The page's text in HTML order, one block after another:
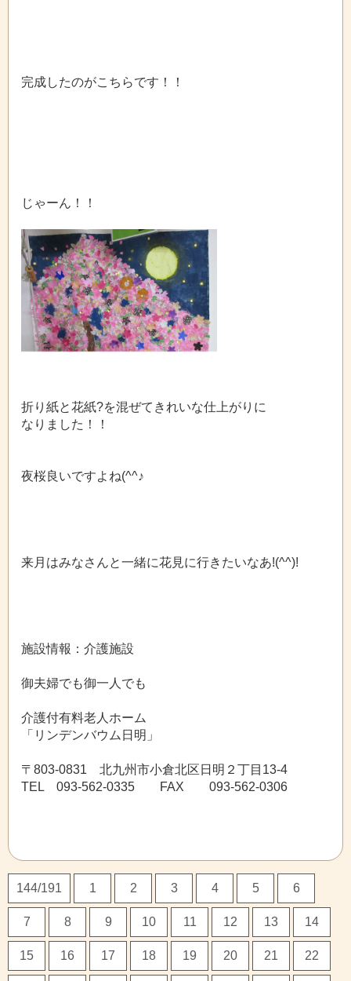
完成したのがこちらです！！
じゃーん！！
折り紙と花紙?を混ぜてきれいな仕上がりに
なりました！！
夜桜良いですよね(^^♪
来月はみなさんと一緒に花見に行きたいなあ!(^^)!
施設情報：介護施設
御夫婦でも御一人でも
介護付有料老人ホーム
「リンデンバウム日明」
〒803-0831 北九州市小倉北区日明２丁目13-4
TEL 093-562-0335 FAX 093-562-0306
144/191 1 2 3 4 5 6
7 8 9 10 11 12 13 14
15 16 17 18 19 20 21 22